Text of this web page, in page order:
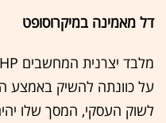
דל מאמינה במיקרוסופט
על כוונתה להשיק באמצע